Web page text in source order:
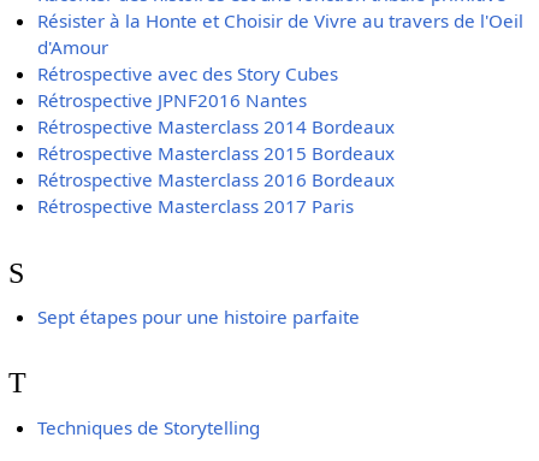
Résister à la Honte et Choisir de Vivre au travers de l'Oeil
d'Amour
Rétrospective avec des Story Cubes
Rétrospective JPNF2016 Nantes
Rétrospective Masterclass 2014 Bordeaux
Rétrospective Masterclass 2015 Bordeaux
Rétrospective Masterclass 2016 Bordeaux
Rétrospective Masterclass 2017 Paris
S
Sept étapes pour une histoire parfaite
T
Techniques de Storytelling